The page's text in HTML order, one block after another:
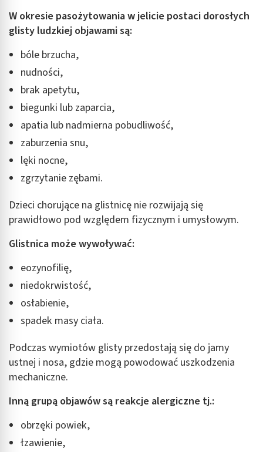
W okresie pasożytowania w jelicie postaci dorosłych
glisty ludzkiej objawami są:
bóle brzucha,
nudności,
brak apetytu,
biegunki lub zaparcia,
apatia lub nadmierna pobudliwość,
zaburzenia snu,
lęki nocne,
zgrzytanie zębami.
Dzieci chorujące na glistnicę nie rozwijają się
prawidłowo pod względem fizycznym i umysłowym.
Glistnica może wywoływać:
eozynofilię,
niedokrwistość,
osłabienie,
spadek masy ciała.
Podczas wymiotów glisty przedostają się do jamy
ustnej i nosa, gdzie mogą powodować uszkodzenia
mechaniczne.
Inną grupą objawów są reakcje alergiczne tj.:
obrzęki powiek,
łzawienie,
Wykorzystywanie profili w celu doboru
spersonalizowanych treści
Pomiar efektywności treści
Rozumienie odbiorców dzięki statystyce lub
kombinacji danych z różnych źródeł
Rozwój i ulepszanie usług
Wykorzystywanie ograniczonych danych do
wyboru treści
Funkcje specjalne IAB:
Użycie dokładnych danych geolokalizacyjnych
Identyfikowanie urządzeń na podstawie
Niezbędne
Wydajność (Performance)
Reklama / śledzenie